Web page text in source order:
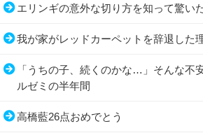
エリンギの意外な切り方を知って驚い
我が家がレッドカーペットを辞退した
「うちの子、続くのかな…」そんな不
ルゼミの半年間
高橋藍26点おめでとう